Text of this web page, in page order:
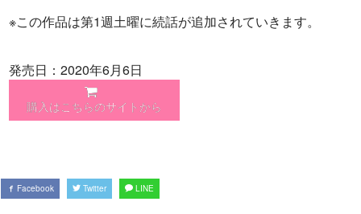
※この作品は第1週土曜に続話が追加されていきます。
発売日：2020年6月6日
購入はこちらのサイトから
Facebook Twitter LINE